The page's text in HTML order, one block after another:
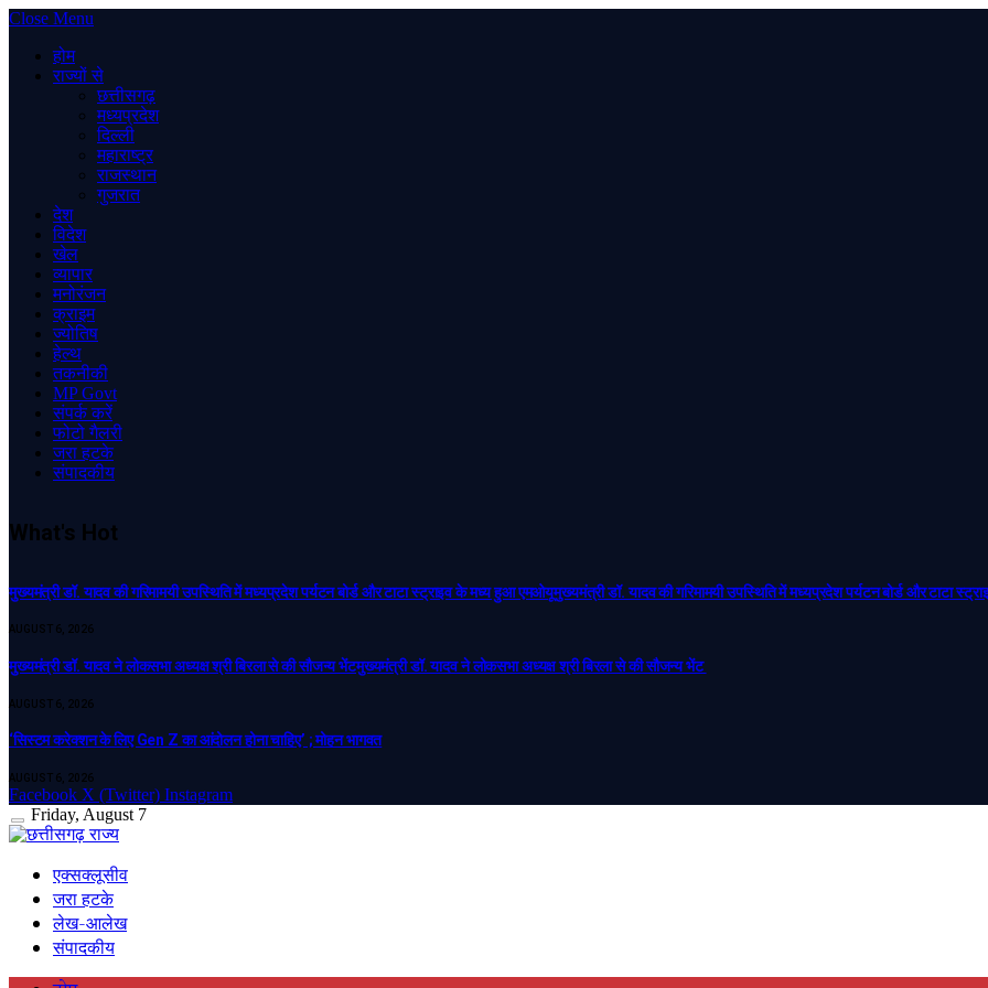
Close Menu
होम
राज्यों से
छत्तीसगढ़
मध्यप्रदेश
दिल्ली
महाराष्ट्र
राजस्थान
गुजरात
देश
विदेश
खेल
व्यापार
मनोरंजन
क्राइम
ज्योतिष
हेल्थ
तकनीकी
MP Govt
संपर्क करें
फोटो गैलरी
जरा हटके
संपादकीय
What's Hot
मुख्यमंत्री डॉ. यादव की गरिमामयी उपस्थिति में मध्यप्रदेश पर्यटन बोर्ड और टाटा स्ट्राइव के मध्य हुआ एमओयू​मुख्यमंत्री डॉ. यादव की गरिमामयी उपस्थिति में मध्यप्रदेश पर्यटन बोर्ड और टाटा
AUGUST 6, 2026
मुख्यमंत्री डॉ. यादव ने लोकसभा अध्यक्ष श्री बिरला से की सौजन्य भेंट​मुख्यमंत्री डॉ. यादव ने लोकसभा अध्यक्ष श्री बिरला से की सौजन्य भेंट
AUGUST 6, 2026
‘सिस्टम करेक्शन के लिए Gen Z का आंदोलन होना चाहिए’ ; मोहन भागवत
AUGUST 6, 2026
Facebook X (Twitter) Instagram
Friday, August 7
एक्सक्लूसीव
जरा हटके
लेख-आलेख
संपादकीय